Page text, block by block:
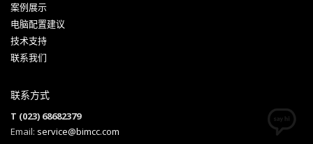
案例展示
电脑配置建议
技术支持
联系我们
联系方式
T (023) 68682379
Email: service@bimcc.com